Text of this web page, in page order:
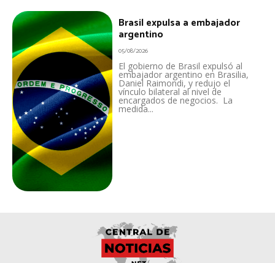
Brasil expulsa a embajador
argentino
05/08/2026
El gobierno de Brasil expulsó al
embajador argentino en Brasilia,
Daniel Raimondi, y redujo el
vínculo bilateral al nivel de
encargados de negocios. La
medida...